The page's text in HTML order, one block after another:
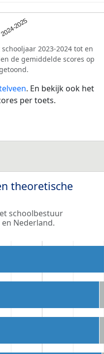
2024-2025
2023-2024 tot en
de gemiddelde scores op
. En bekijk ook het
per toets.
theoretische
schoolbestuur
Nederland.